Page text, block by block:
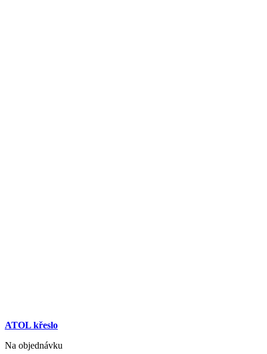
ATOL křeslo
Na objednávku